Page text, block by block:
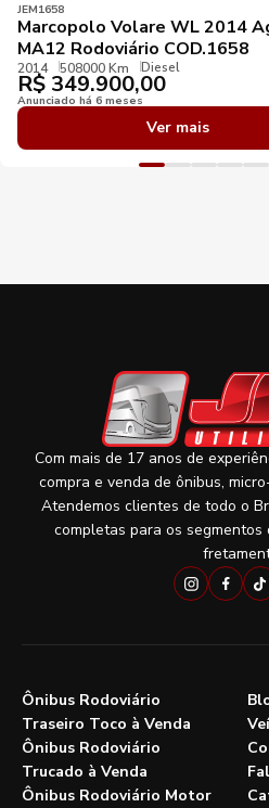
JEM1658
Marcopolo Volare WL 2014
MA12 Rodoviário COD.1658
2014 508000 Km Diesel
R$ 349.900,00
Anunciado há 6 meses
Ver mais
Com mais de 17 anos de
compra e venda de ônibus,
Atendemos clientes de todo o
completas para os
Ônibus Rodoviário
Traseiro Toco à Venda
Ônibus Rodoviário
Trucado à Venda
Ônibus Rodoviário Motor